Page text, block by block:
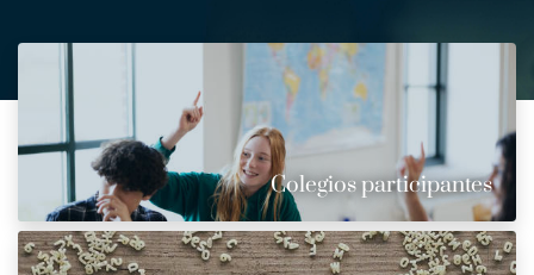
Colegios participantes